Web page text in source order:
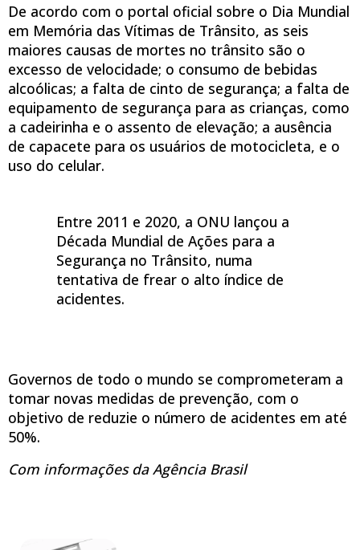
De acordo com o portal oficial sobre o Dia Mundial
em Memória das Vítimas de Trânsito, as seis
maiores causas de mortes no trânsito são o
excesso de velocidade; o consumo de bebidas
alcoólicas; a falta de cinto de segurança; a falta de
equipamento de segurança para as crianças, como
a cadeirinha e o assento de elevação; a ausência
de capacete para os usuários de motocicleta, e o
uso do celular.
Entre 2011 e 2020, a ONU lançou a
Década Mundial de Ações para a
Segurança no Trânsito, numa
tentativa de frear o alto índice de
acidentes.
Governos de todo o mundo se comprometeram a
tomar novas medidas de prevenção, com o
objetivo de reduzie o número de acidentes em até
50%.
Com informações da Agência Brasil